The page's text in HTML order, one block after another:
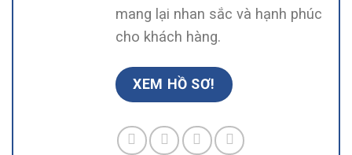
mang lại nhan sắc và hạnh phúc
cho khách hàng.
XEM HỒ SƠ!